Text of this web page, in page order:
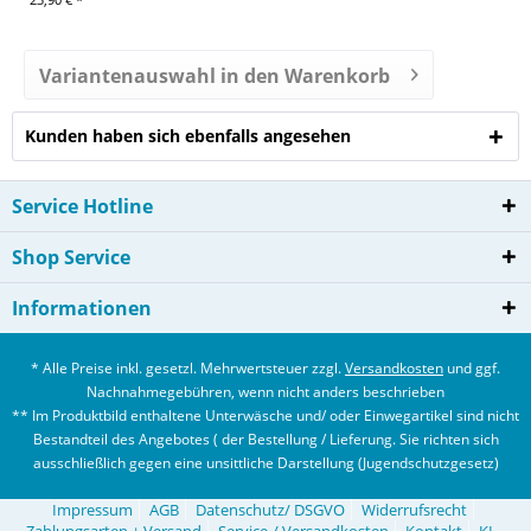
Variantenauswahl in den Warenkorb
Kunden haben sich ebenfalls angesehen
Service Hotline
Shop Service
Informationen
* Alle Preise inkl. gesetzl. Mehrwertsteuer zzgl.Versandkosten und ggf.
Nachnahmegebühren, wenn nicht anders beschrieben
** Im Produktbild enthaltene Unterwäsche und/ oder Einwegartikel sind nicht
Bestandteil des Angebotes ( der Bestellung / Lieferung. Sie richten sich
ausschließlich gegen eine unsittliche Darstellung (Jugendschutzgesetz)
Impressum AGB Datenschutz/ DSGVO
Widerrufsrecht